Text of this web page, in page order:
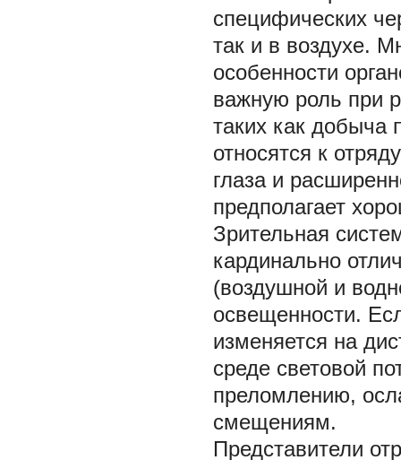
специфических
так и в воздухе.
особенности
важную роль при
таких как добыча
относятся к
глаза и
предполагает
Зрительная
кардинально
(воздушной и
освещенности.
изменяется на
среде световой
преломлению,
смещениям.
Представители